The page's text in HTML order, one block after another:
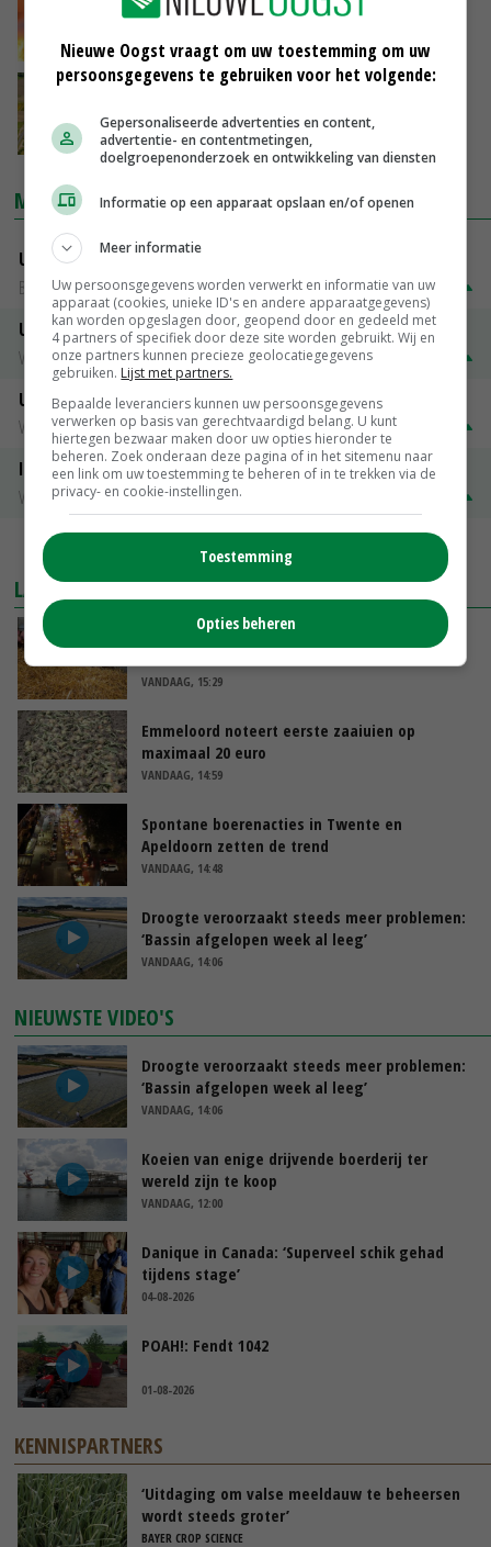
10-07-2018
Mestinstallatie Twence splijt Zenderen
28-03-2018
MARKTPRIJZEN
Uitbetaalprijs DCA BestPigletPrice
Biggen weekprijzen
€ 26,50 € 0,50
Uitbetaalprijs Compaxo
Vleesvarkens
€ 1,32
Uitbetaalprijs Van Rooi Meat
Vleesvarkens
€ 1,25
ISN prijs Frankrijk
Vleesvarkens
MEER MARKTPRIJZEN
LAATSTE NIEUWS
Frans onderzoekcentrum bestrijkt hele
VANDAAG, 15:29
Emmeloord noteert eerste zaaiuien op
maximaal 20 euro
VANDAAG, 14:59
Spontane boerenacties in Twente en
Apeldoorn zetten de trend
VANDAAG, 14:48
Droogte veroorzaakt steeds meer problemen:
‘Bassin afgelopen week al leeg’
VANDAAG, 14:06
NIEUWSTE VIDEO'S
Droogte veroorzaakt steeds meer problemen:
‘Bassin afgelopen week al leeg’
VANDAAG, 14:06
Koeien van enige drijvende boerderij ter
wereld zijn te koop
VANDAAG, 12:00
Danique in Canada: ‘Superveel schik gehad
tijdens stage’
04-08-2026
POAH!: Fendt 1042
01-08-2026
KENNISPARTNERS
‘Uitdaging om valse meeldauw te beheersen
wordt steeds groter’
BAYER CROP SCIENCE
Nieuwe Oogst vraagt om uw toestemming om uw
persoonsgegevens te gebruiken voor het volgende:
Gepersonaliseerde advertenties en content,
advertentie- en contentmetingen,
doelgroepenonderzoek en ontwikkeling van diensten
Informatie op een apparaat opslaan en/of openen
Meer informatie
Uw persoonsgegevens worden verwerkt en informatie van uw
apparaat (cookies, unieke ID's en andere apparaatgegevens)
kan worden opgeslagen door, geopend door en gedeeld met
4 partners of specifiek door deze site worden gebruikt. Wij en
onze partners kunnen precieze geolocatiegegevens
gebruiken. Lijst met partners.
Bepaalde leveranciers kunnen uw persoonsgegevens
verwerken op basis van gerechtvaardigd belang. U kunt
hiertegen bezwaar maken door uw opties hieronder te
beheren. Zoek onderaan deze pagina of in het sitemenu naar
een link om uw toestemming te beheren of in te trekken via de
privacy- en cookie-instellingen.
Toestemming
Opties beheren